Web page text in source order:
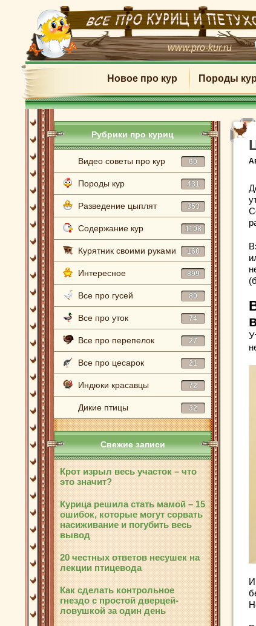
www.pro-kur.ru
Новое про кур Породы
Рубрики про куриц
Видео советы про кур 60
Породы кур 431
Разведение цыплят 353
Содержание кур 1108
Курятник своими руками 160
Интересное 899
Все про гусей 80
Все про уток 74
Все про перепелок 27
Все про цесарок 21
Индюки красавцы 72
Дикие птицы 32
Свежие записи
Крот изрыл весь участок – что
это значит?
Курица решила стать мамой – 15
ошибок, которые могут сорвать
насиживание и погубить весь
вывод
20 честных ответов несушек на
лекции птицевода
Как сделать контрольное
гнездо с простой дверцей-
ловушкой за один день
И